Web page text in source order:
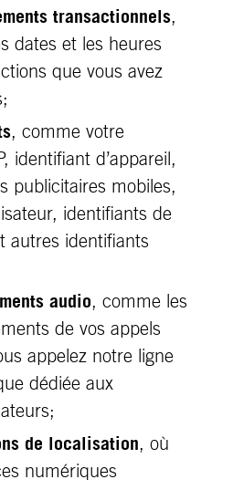
transactionnels,
dates et les heures
que vous avez
, comme votre
identifiant d’appareil,
publicitaires mobiles,
identifiants de
autres identifiants
audio, comme les
de vos appels
appelez notre ligne
dédiée aux
de localisation, où
numériques